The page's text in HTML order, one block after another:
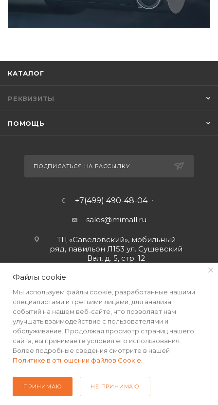
КАТАЛОГ
РЕКВИЗИТЫ
ПОМОЩЬ
ПОДПИСАТЬСЯ НА РАССЫЛКУ
+7(499) 490-48-04
sales@mimall.ru
ТЦ «Савеловский», мобильный
ряд, павильон Л153 ул. Сущевский
Вал, д. 5, стр. 12
2026 © Интернет-магазин MiMall® • Не является публичной
офертой • 2026 г.
Файлы cookie
Мы используем файлы cookie, разработанные нашими
специалистами и третьими лицами, для анализа
событий на нашем веб-сайте, что позволяет нам
улучшать взаимодействие с пользователями и
обслуживание. Продолжая просмотр страниц нашего
сайта, вы принимаете условия его использования.
Более подробные сведения смотрите в нашей
Политике в отношении файлов Cookie
ПРИНИМАЮ НЕ ПРИНИМАЮ